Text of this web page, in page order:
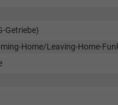
Getriebe)
Home/Leaving-Home-